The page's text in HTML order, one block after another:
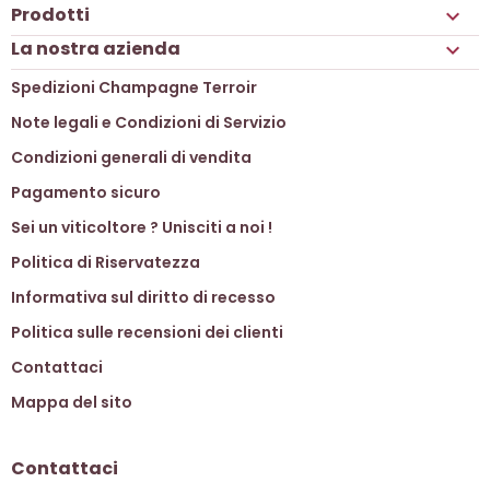
Prodotti 
La nostra azienda 
Spedizioni Champagne Terroir
Note legali e Condizioni di Servizio
Condizioni generali di vendita
Pagamento sicuro
Sei un viticoltore ? Unisciti a noi !
Politica di Riservatezza
Informativa sul diritto di recesso
Politica sulle recensioni dei clienti
Contattaci
Mappa del sito
Contattaci